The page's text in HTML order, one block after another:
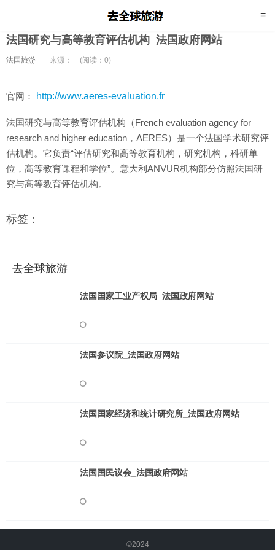
法国研究与高等教育评估机构_法国政府网站
法国旅游 来源： (阅读：0)
官网： http://www.aeres-evaluation.fr
法国研究与高等教育评估机构（French evaluation agency for
research and higher education，AERES）是一个法国学术研究评
估机构。它负责“评估研究和高等教育机构，研究机构，科研单
位，高等教育课程和学位”。意大利ANVUR机构部分仿照法国研
究与高等教育评估机构。
标签：
去全球旅游
法国国家工业产权局_法国政府网站
法国参议院_法国政府网站
法国国家经济和统计研究所_法国政府网站
法国国民议会_法国政府网站
©2024